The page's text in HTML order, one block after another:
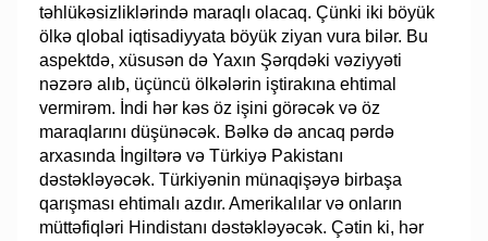
təhlükəsizliklərində maraqlı olacaq. Çünki iki böyük
ölkə qlobal iqtisadiyyata böyük ziyan vura bilər. Bu
aspektdə, xüsusən də Yaxın Şərqdəki vəziyyəti
nəzərə alıb, üçüncü ölkələrin iştirakına ehtimal
vermirəm. İndi hər kəs öz işini görəcək və öz
maraqlarını düşünəcək. Bəlkə də ancaq pərdə
arxasında İngiltərə və Türkiyə Pakistanı
dəstəkləyəcək. Türkiyənin münaqişəyə birbaşa
qarışması ehtimalı azdır. Amerikalılar və onların
müttəfiqləri Hindistanı dəstəkləyəcək. Çətin ki, hər